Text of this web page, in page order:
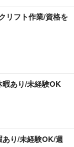
リフト作業/資格を
あり/未経験OK
り/未経験OK/週